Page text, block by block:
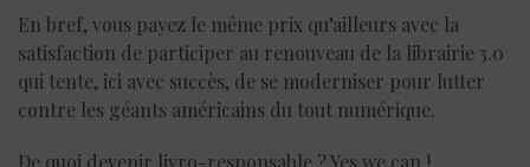
En bref, vous payez le même prix qu’ailleurs avec la
satisfaction de participer au renouveau de la librairie 3.0
qui tente, ici avec succès, de se moderniser pour lutter
contre les géants américains du tout numérique.
De quoi devenir livro-responsable ? Yes we can !